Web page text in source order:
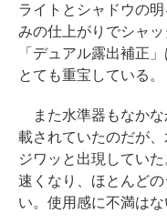
ライトとシャドウの
みの仕上がりでシャ
「デュアル露出補正
とても重宝している。
また水準器もなかな
載されていたのだが
ジワッと出現してい
速くなり、ほとんど
い。使用感に不満はな